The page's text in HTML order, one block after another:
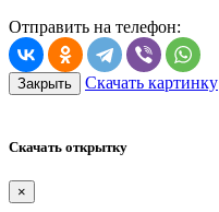
Отправить на телефон:
Закрыть Скачать картинку
Скачать открытку
×